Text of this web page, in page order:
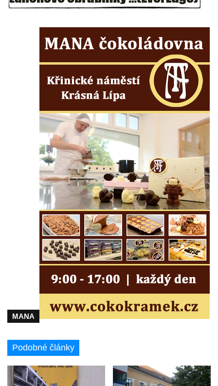
náměstí T. G. Masaryka ve Frýdlantu
Bývalý špitál čp. 176 ve Frýdlantu
Dům ev.č. 89 v Benešově ulici ve Sloupu v
Čechách
Dům čp. 79 v Mlýnské ulici ve Sloupu v
Dům čp. 134 v Mlýnské ulici ve Sloupu v
Čechách
Dům čp. 101 v ulici Ke Hradu ve Sloupu v
Čechách
Dům čp. 102 v Potoční ulici ve Sloupu v
Čechách
Dům čp. 109 v ulici Ke Hradu ve Sloupu v
Čechách
Dům čp. 181 v Mikovcově ulici ve Sloupu v
Čechách
Dům čp. 167 v ulici Pod Hradem ve Sloupu
Dům čp. 149 v Alšově ulici v Novém Boru
Boru
Novém Boru
Dům čp. 183 na Palackého náměstí v
Novém Boru
Dům čp. 184 na Palackého náměstí v
MANA
Podobné články